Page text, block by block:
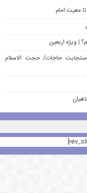
معیت امام
| ویژه اربعین
حاجات/ حجت الاسلام